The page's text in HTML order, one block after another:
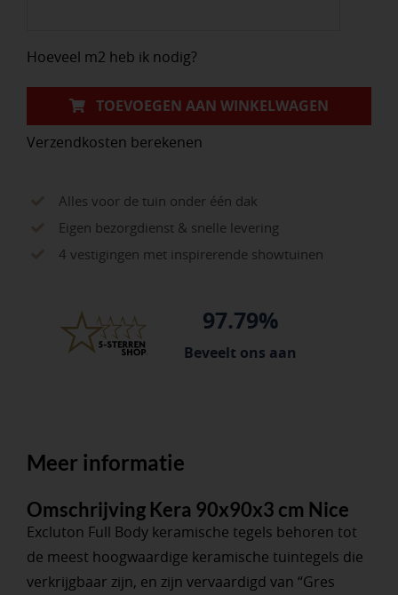
Hoeveel m2 heb ik nodig?
TOEVOEGEN AAN WINKELWAGEN
Verzendkosten berekenen
Alles voor de tuin onder één dak
Eigen bezorgdienst & snelle levering
4 vestigingen met inspirerende showtuinen
97.79%
Beveelt ons aan
Meer informatie
Omschrijving Kera 90x90x3 cm Nice
Excluton Full Body keramische tegels behoren tot
de meest hoogwaardige keramische tuintegels die
verkrijgbaar zijn, en zijn vervaardigd van “Gres